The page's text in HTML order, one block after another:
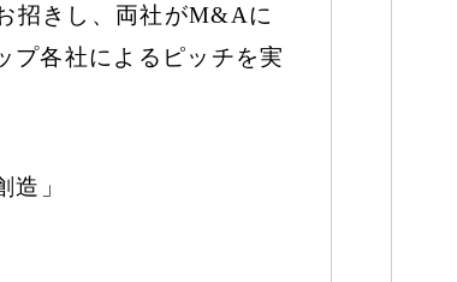
招きし、両社がM&Aに
プ各社によるピッチを実
」